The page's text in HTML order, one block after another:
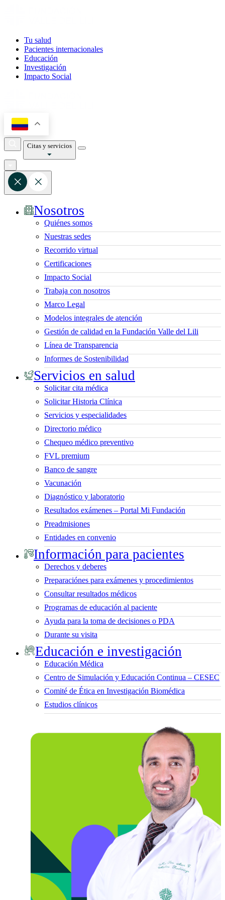
Tu salud
Pacientes internacionales
Educación
Investigación
Impacto Social
Citas y servicios
Nosotros
Quiénes somos
Nuestras sedes
Recorrido virtual
Certificaciones
Impacto Social
Trabaja con nosotros
Marco Legal
Modelos integrales de atención
Gestión de calidad en la Fundación Valle del Lili
Línea de Transparencia
Informes de Sostenibilidad
Servicios en salud
Solicitar cita médica
Solicitar Historia Clínica
Servicios y especialidades
Directorio médico
Chequeo médico preventivo
FVL premium
Banco de sangre
Vacunación
Diagnóstico y laboratorio
Resultados exámenes – Portal Mi Fundación
Preadmisiones
Entidades en convenio
Información para pacientes
Derechos y deberes
Preparaciónes para exámenes y procedimientos
Consultar resultados médicos
Programas de educación al paciente
Ayuda para la toma de decisiones o PDA
Durante su visita
Educación e investigación
Educación Médica
Centro de Simulación y Educación Continua – CESEC
Comité de Ética en Investigación Biomédica
Estudios clínicos